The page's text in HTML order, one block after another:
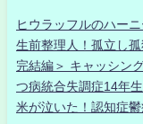
ヒウラッフルのハー
生前整理人！孤立し
完結編＞ キャッシン
つ病統合失調症14年
米が泣いた！認知症